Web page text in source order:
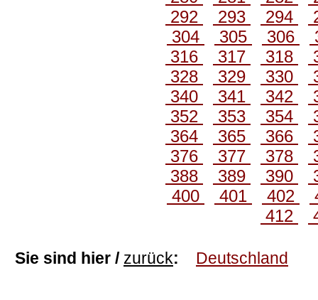
292
293 294
304
305 306
316
317 318
328
329 330
340
341 342
352
353 354
364
365 366
376
377 378
388
389 390
400
401 402
412
Sie sind hier / zurück: Deutschland